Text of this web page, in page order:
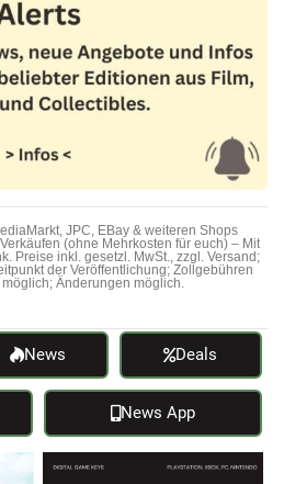
JPC, EBay & weiteren Shops
(ohne Mehrkosten für euch) – Mit
Preise inkl. gesetzl. MwSt., zzgl. Versand;
der Veröffentlichung; Zollgebühren
Änderungen möglich.
News Deals
News App